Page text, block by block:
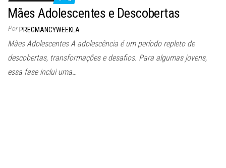
Mães Adolescentes e Descobertas
Por PREGMANCYWEEKLA
Mães Adolescentes A adolescência é um período repleto de
descobertas, transformações e desafios. Para algumas jovens,
essa fase inclui uma…